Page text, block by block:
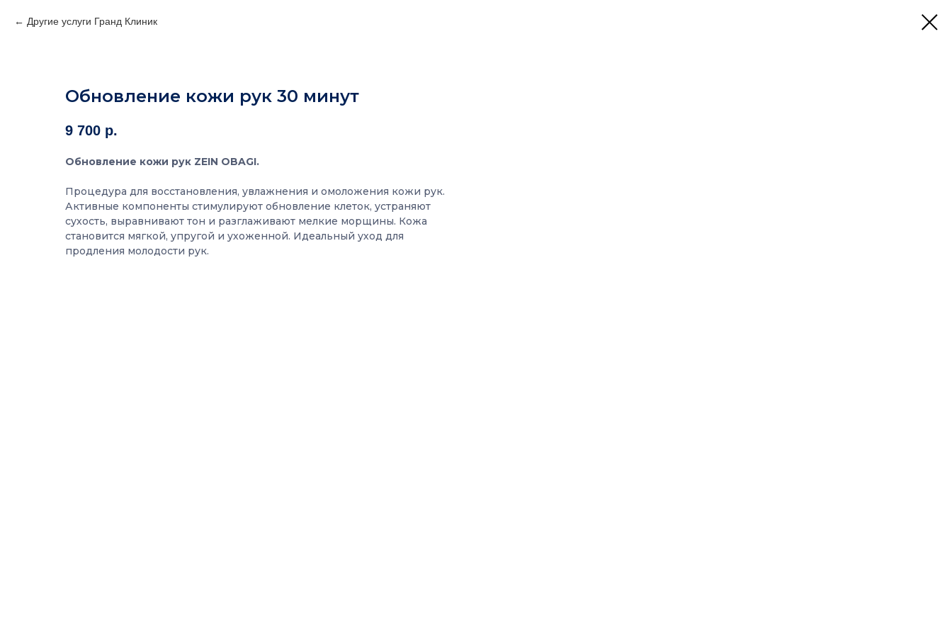
Другие услуги Гранд Клиник
Обновление кожи рук 30 минут
9 700 р.
Обновление кожи рук ZEIN OBAGI.
Процедура для восстановления, увлажнения и омоложения кожи рук.
Активные компоненты стимулируют обновление клеток, устраняют
сухость, выравнивают тон и разглаживают мелкие морщины. Кожа
становится мягкой, упругой и ухоженной. Идеальный уход для
продления молодости рук.